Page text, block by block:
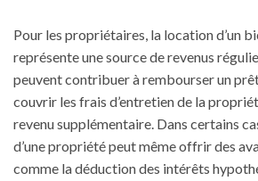
Pour les propriétaires, la location d’un
représente une source de revenus
peuvent contribuer à rembourser un
couvrir les frais d’entretien de la
revenu supplémentaire. Dans certains
d’une propriété peut même offrir des
comme la déduction des intérêts